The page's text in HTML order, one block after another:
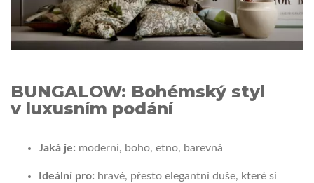
BUNGALOW: Bohémský styl
v luxusním podání
Jaká je: moderní, boho, etno, barevná
Ideální pro: hravé, přesto elegantní duše, které si